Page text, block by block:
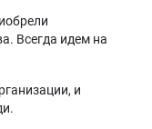
Всегда идем на
и